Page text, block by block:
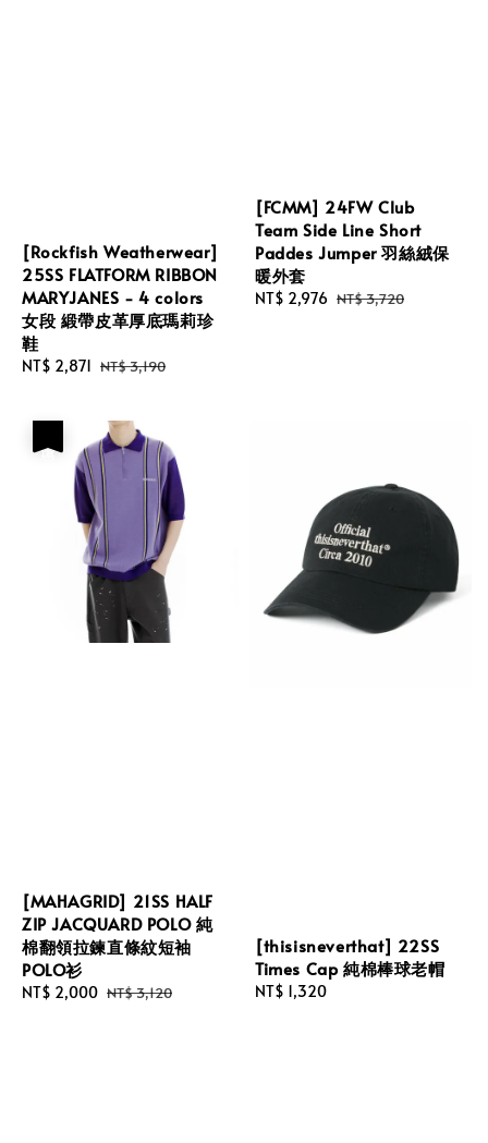
[Rockfish Weatherwear]
25SS FLATFORM RIBBON
MARYJANES - 4 colors
女段 緞帶皮革厚底瑪莉珍
鞋
Sale
NT$ 2,871 Regular
NT$ 3,190
[FCMM] 24FW Club
Team Side Line Short
Paddes Jumper 羽絲絨保
暖外套
Sale
NT$ 2,976 Regular
NT$ 3,720
[MAHAGRID] 21SS HALF
ZIP JACQUARD POLO 純
棉翻領拉鍊直條紋短袖
POLO衫
Sale
NT$ 2,000 Regular
NT$ 3,120
[thisisneverthat] 22SS
Times Cap 純棉棒球老帽
Regular
NT$ 1,320